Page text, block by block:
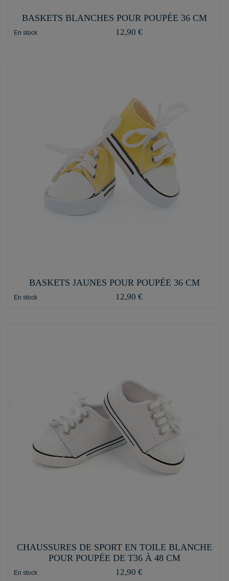
BASKETS BLANCHES POUR POUPÉE 36 CM
En stock 12,90 €
BASKETS JAUNES POUR POUPÉE 36 CM
En stock 12,90 €
CHAUSSURES DE SPORT EN TOILE BLANCHE
POUR POUPÉE DE T36 À 48 CM
En stock 12,90 €